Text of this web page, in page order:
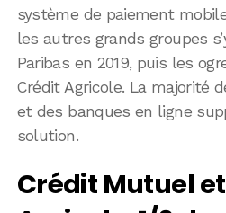
système de paiement
les autres grands groupes
Paribas en 2019, puis les
Crédit Agricole. La majorité
et des banques en ligne
solution.
Crédit Mutuel